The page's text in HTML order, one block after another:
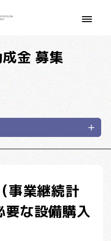
金 募集
事業継続計
要な設備購入